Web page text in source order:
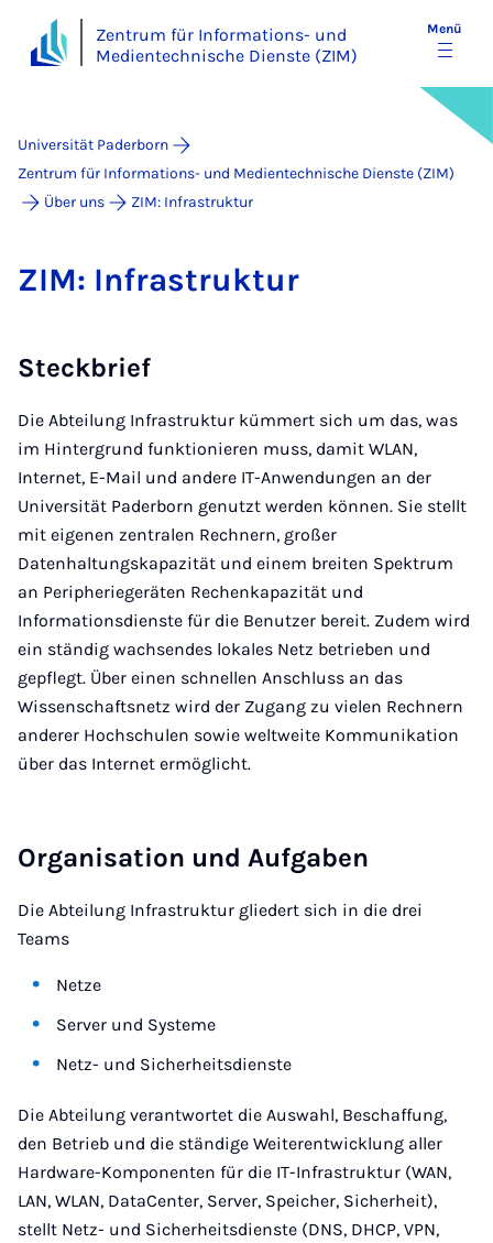
Zentrum für Informations- und
Medientechnische Dienste (ZIM)
Menü
Universität Paderborn
Zentrum für Informations- und Medientechnische Dienste (ZIM)
Über uns
ZIM: Infrastruktur
ZIM: In­fra­s­truk­tur
Steckbrief
Die Abteilung Infrastruktur kümmert sich um das, was
im Hintergrund funktionieren muss, damit WLAN,
Internet, E-Mail und andere IT-Anwendungen an der
Universität Paderborn genutzt werden können. Sie stellt
mit eigenen zentralen Rechnern, großer
Datenhaltungskapazität und einem breiten Spektrum
an Peripheriegeräten Rechenkapazität und
Informationsdienste für die Benutzer bereit. Zudem wird
ein ständig wachsendes lokales Netz betrieben und
gepflegt. Über einen schnellen Anschluss an das
Wissenschaftsnetz wird der Zugang zu vielen Rechnern
anderer Hochschulen sowie weltweite Kommunikation
über das Internet ermöglicht.
Organisation und Aufgaben
Die Abteilung Infrastruktur gliedert sich in die drei
Teams
Netze
Server und Systeme
Netz- und Sicherheitsdienste
Die Abteilung verantwortet die Auswahl, Beschaffung,
den Betrieb und die ständige Weiterentwicklung aller
Hardware-Komponenten für die IT-Infrastruktur (WAN,
LAN, WLAN, DataCenter, Server, Speicher, Sicherheit),
stellt Netz- und Sicherheitsdienste (DNS, DHCP, VPN,